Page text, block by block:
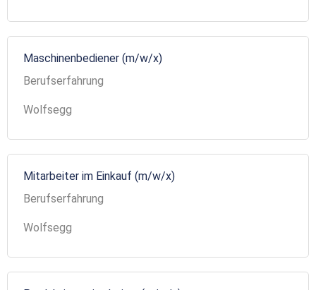
Maschinenbediener (m/w/x)
Berufserfahrung
Wolfsegg
Mitarbeiter im Einkauf (m/w/x)
Berufserfahrung
Wolfsegg